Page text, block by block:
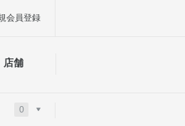
店舗
会員登録
0